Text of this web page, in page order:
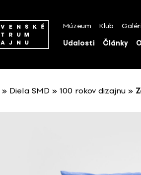
Múzeum Klub
Udalosti Články
» Diela SMD » 100 rokov dizajnu »